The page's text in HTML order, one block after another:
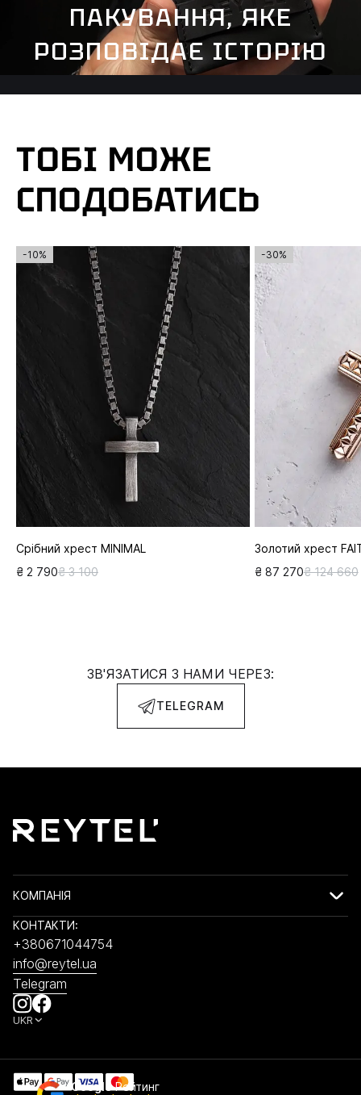
ПАКУВАННЯ, ЯКЕ
РОЗПОВІДАЄ ІСТОРІЮ
ТОБІ МОЖЕ
СПОДОБАТИСЬ
-10%
Срібний хрест MINIMAL
₴ 2 790₴ 3 100
-30%
Золотий хрест
₴ 87 270₴ 124 660
ЗВ'ЯЗАТИСЯ З НАМИ ЧЕРЕЗ:
TELEGRAM
КОМПАНІЯ
КОНТАКТИ:
+380671044754
info@reytel.ua
Telegram
UKR
GoogleРейтинг